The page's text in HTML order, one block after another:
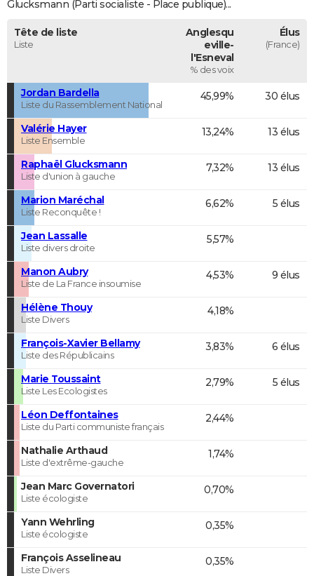
Glucksmann (Parti socialiste - Place publique)...
Tête de liste
Liste
Anglesqu
eville-
l'Esneval
% des voix
Élus
(France)
Jordan Bardella
Liste du Rassemblement National
45,99% 30 élus
Valérie Hayer
Liste Ensemble
13,24% 13 élus
Raphaël Glucksmann
Liste d'union à gauche
7,32% 13 élus
Marion Maréchal
Liste Reconquête !
6,62% 5 élus
Jean Lassalle
Liste divers droite
5,57%
Manon Aubry
Liste de La France insoumise
4,53% 9 élus
Hélène Thouy
Liste Divers
4,18%
François-Xavier Bellamy
Liste des Républicains
3,83% 6 élus
Marie Toussaint
Liste Les Ecologistes
2,79% 5 élus
Léon Deffontaines
Liste du Parti communiste français
2,44%
Nathalie Arthaud
Liste d'extrême-gauche
1,74%
Jean Marc Governatori
Liste écologiste
0,70%
Yann Wehrling
Liste écologiste
0,35%
François Asselineau
Liste Divers
0,35%